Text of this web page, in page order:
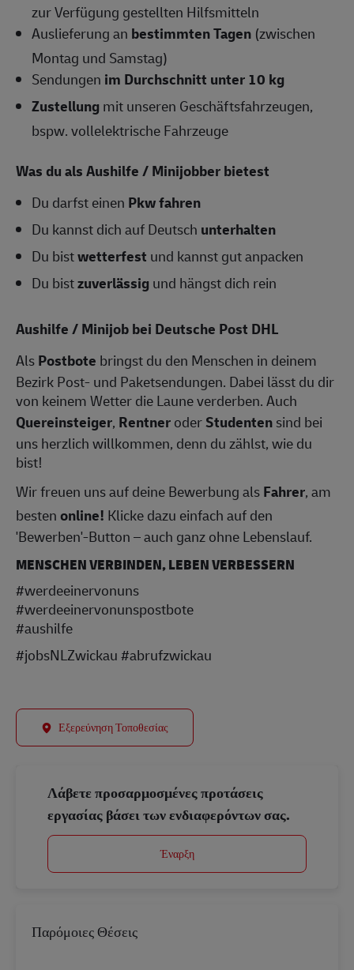
zur Verfügung gestellten Hilfsmitteln
Auslieferung an bestimmten Tagen (zwischen
Montag und Samstag)
Sendungen im Durchschnitt unter 10 kg
Zustellungmit unseren Geschäftsfahrzeugen,
bspw. vollelektrische Fahrzeuge
Was du als Aushilfe / Minijobber bietest
Du darfst einen Pkw fahren
Du kannst dich auf Deutsch unterhalten
Du bistwetterfest und kannst gut anpacken
Du bistzuverlässigund hängst dich rein
Aushilfe / Minijob bei Deutsche Post DHL
AlsPostbote bringst du den Menschen in deinem
Bezirk Post- und Paketsendungen. Dabei lässt du dir
von keinem Wetter die Laune verderben. Auch
Quereinsteiger, RentneroderStudentensind bei
uns herzlich willkommen, denn du zählst, wie du
bist!
Wir freuen uns auf deine Bewerbung alsFahrer, am
bestenonline! Klicke dazu einfach auf den
'Bewerben'-Button – auch ganz ohne Lebenslauf.
MENSCHEN VERBINDEN, LEBEN VERBESSERN
#werdeeinervonuns
#werdeeinervonunspostbote
#aushilfe
#jobsNLZwickau #abrufzwickau
Εξερεύνηση Τοποθεσίας
Λάβετε προσαρμοσμένες προτάσεις
εργασίας βάσει των ενδιαφερόντων σας.
Έναρξη
Παρόμοιες Θέσεις